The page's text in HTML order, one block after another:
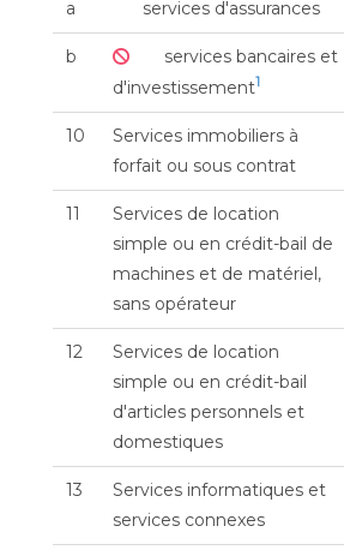
a services d'assurances
b
services bancaires et
d'investissement1
10
Services immobiliers à
forfait ou sous contrat
11
Services de location
simple ou en crédit-bail de
machines et de matériel,
sans opérateur
12
Services de location
simple ou en crédit-bail
d'articles personnels et
domestiques
13
Services informatiques et
services connexes